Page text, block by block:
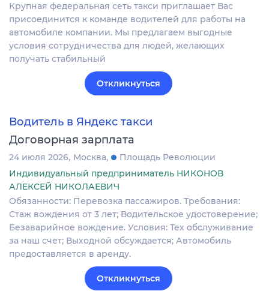
Крупная федеральная сеть такси приглашает Вас
присоединится к команде водителей для работы на
автомобиле компании. Мы предлагаем выгодные
условия сотрудничества для людей, желающих
получать стабильный
Откликнуться
Водитель в Яндекс такси
Договорная зарплата
24 июля 2026 Москва
Площадь Революции
Индивидуальный предприниматель НИКОНОВ
АЛЕКСЕЙ НИКОЛАЕВИЧ
Обязанности: Перевозка пассажиров. Требования:
Стаж вождения от 3 лет; Водительское удостоверение;
Безаварийное вождение. Условия: Тех обслуживание
за наш счет; Выходной обсуждается; Автомобиль
предоставляется в аренду.
Откликнуться